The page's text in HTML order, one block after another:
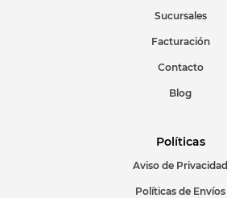
Sucursales
Facturación
Contacto
Blog
Políticas
Aviso de Privacidad
Políticas de Envíos